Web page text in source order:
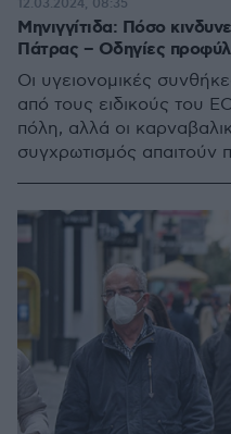
Μηνιγγίτιδα: Πόσο
Πάτρας – Οδηγίες
Οι υγειονομικές
από τους ειδικούς του
πόλη, αλλά οι
συγχρωτισμός απαιτούν
12.03.2024, 08:35